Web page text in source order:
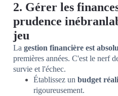
2. Gérer les
prudence
jeu
La gestion financière est
premières années. C'est le nerf
survie et l'échec.
Établissez un budget
rigoureusement.